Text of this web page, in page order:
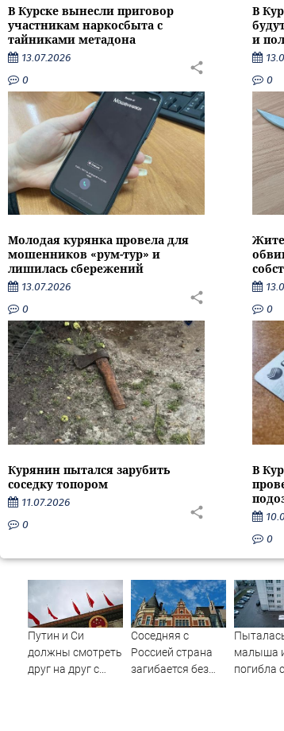
В Курске вынесли приговор
участникам наркосбыта с
тайниками метадона
13.07.2026
0
В
и
0
Молодая курянка провела для
мошенников «рум-тур» и
лишилась сбережений
13.07.2026
0
0
Курянин пытался зарубить
соседку топором
11.07.2026
0
В
0
Путин и Си
должны смотреть
друг на друг с
Соседняя с
Россией страна
загибается без
малыша
погибла